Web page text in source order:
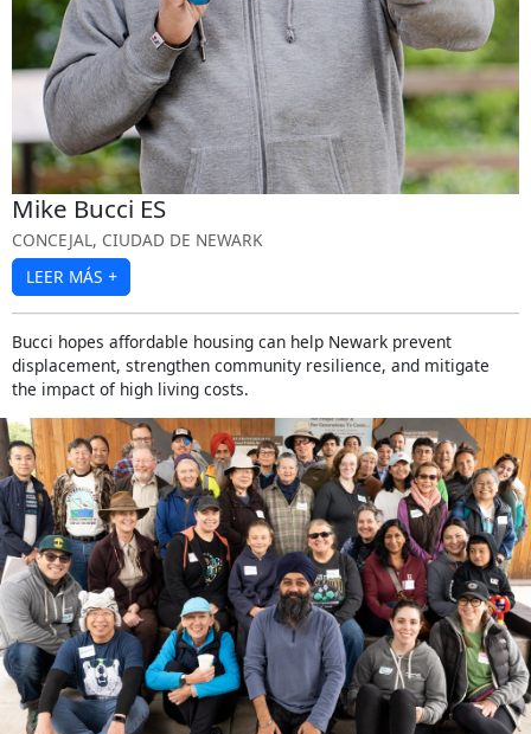
Mike Bucci ES
CONCEJAL, CIUDAD DE NEWARK
LEER MÁS +
Bucci hopes affordable housing can help Newark prevent
displacement, strengthen community resilience, and mitigate
the impact of high living costs.